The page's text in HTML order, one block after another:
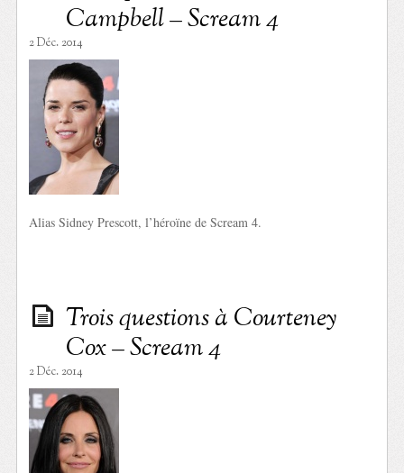
Campbell – Scream 4
2 Déc. 2014
Alias Sidney Prescott, l’héroïne de Scream 4.
Trois questions à Courteney
Cox – Scream 4
2 Déc. 2014